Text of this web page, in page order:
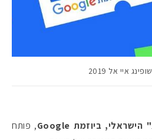
שופינג איי אל 2019
, פותח